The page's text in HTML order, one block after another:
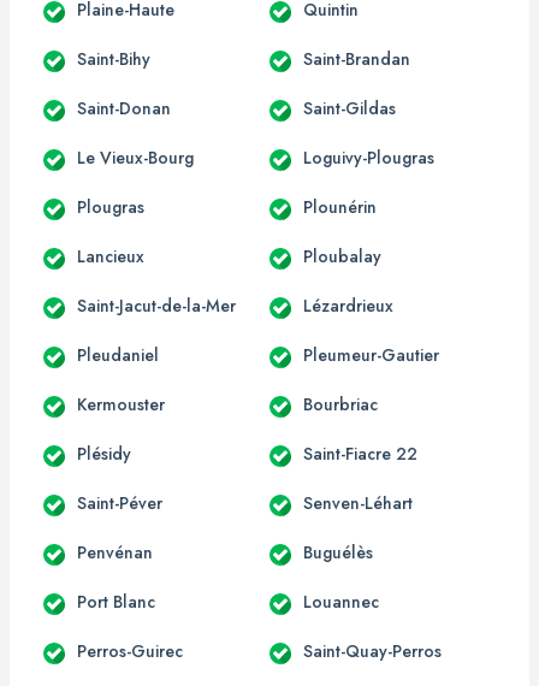
Plaine-Haute Quintin
Saint-Bihy Saint-Brandan
Saint-Donan Saint-Gildas
Le Vieux-Bourg Loguivy-Plougras
Plougras Plounérin
Lancieux Ploubalay
Saint-Jacut-de-la-Mer Lézardrieux
Pleudaniel Pleumeur-Gautier
Kermouster Bourbriac
Plésidy Saint-Fiacre 22
Saint-Péver Senven-Léhart
Penvénan Buguélès
Port Blanc Louannec
Perros-Guirec Saint-Quay-Perros